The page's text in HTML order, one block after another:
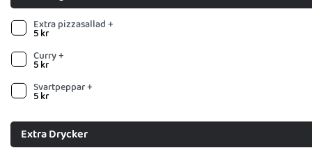
Extra pizzasallad +
5kr
Curry +
5kr
Svartpeppar +
5kr
Extra Drycker